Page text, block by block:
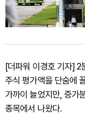
[더파워 이경호 기자] 2
주식 평가액을 단숨에
가까이 늘었지만, 증가
종목에서 나왔다.